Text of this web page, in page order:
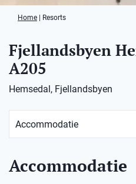
Home Resorts
Fjellandsbyen
A205
Hemsedal, Fjellandsbyen
Accommodatie